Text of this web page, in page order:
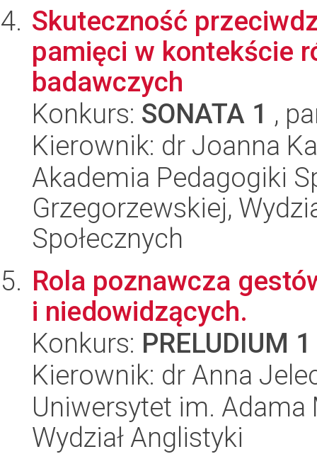
Skuteczność
pamięci w kontekście
badawczych
Konkurs: SONATA 1 ,
Kierownik: dr Joanna
Akademia Pedagogiki
Grzegorzewskiej,
Społecznych
Rola poznawcza
i niedowidzących.
Konkurs: PRELUDIUM 1
Kierownik: dr Anna
Uniwersytet im.
Wydział Anglistyki